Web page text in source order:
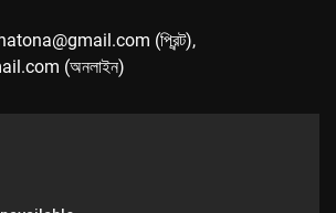
(প্রিন্ট),
(অনলাইন)